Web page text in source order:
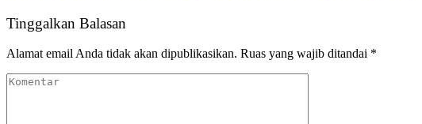
Tinggalkan Balasan
Alamat email Anda tidak akan dipublikasikan. Ruas yang wajib ditandai *